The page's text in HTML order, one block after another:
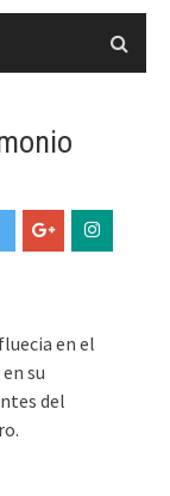
en el
su
del